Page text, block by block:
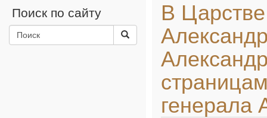
Поиск по сайту
В
генерала